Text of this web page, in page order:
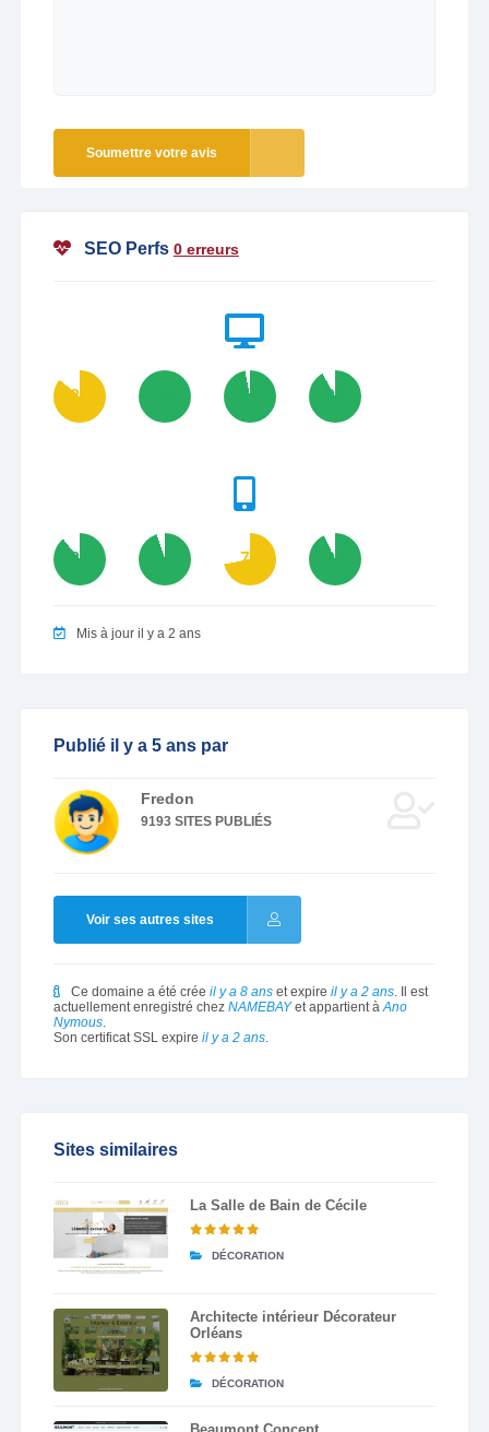
Soumettre votre avis
SEO Perfs 0 erreurs
86 97 92
89 95 72 93
Mis à jour il y a 2 ans
Publié il y a 5 ans par
Fredon
9193 SITES PUBLIÉS
Voir ses autres sites
Ce domaine a été crée il y a 8 anset expire il y a 2 ans. Il est
actuellement enregistré chez NAMEBAYet appartient àAno
Nymous.
Son certificat SSL expire il y a 2 ans.
Sites similaires
La Salle de Bain de Cécile
DÉCORATION
Architecte intérieur Décorateur
Orléans
DÉCORATION